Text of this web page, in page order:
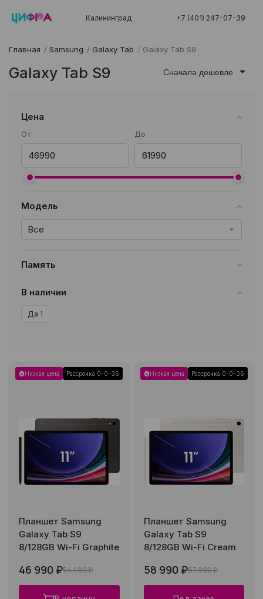
Калининград +7 (401) 247-07-39
Главная / Samsung / Galaxy Tab / Galaxy Tab S9
Galaxy Tab S9 Сначала дешевле
Цена
От До
Модель
Все
Память
В наличии
Да 1
Низкая цена Рассрочка 0-0-36
Планшет Samsung
Galaxy Tab S9
8/128GB Wi-Fi Graphite
46 990 ₽54 490 ₽
Низкая цена Рассрочка 0-0-36
Планшет Samsung
Galaxy Tab S9
8/128GB Wi-Fi Cream
58 990 ₽67 990 ₽